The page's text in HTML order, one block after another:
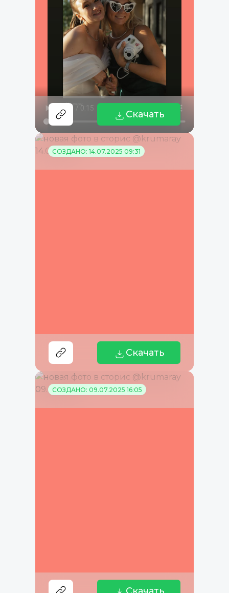
Скачать
СОЗДАНО: 14.07.2025 09:31
Скачать
СОЗДАНО: 09.07.2025 16:05